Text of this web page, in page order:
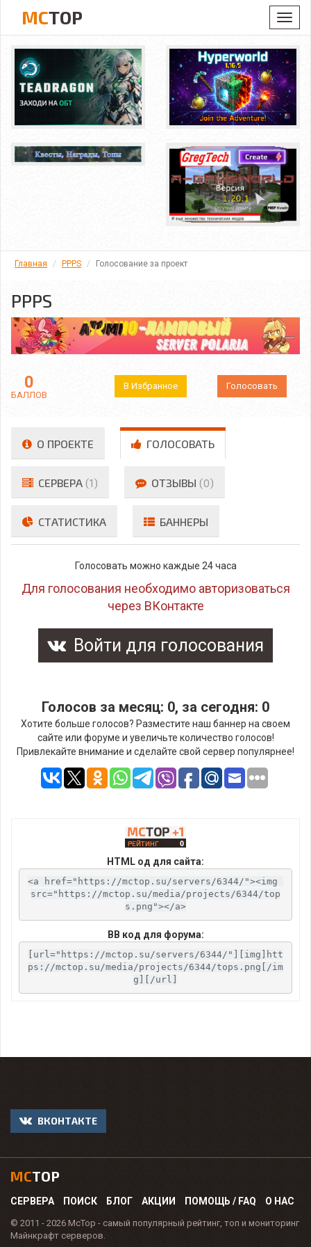
MCTOP
Главная PPPS Голосование за проект
PPPS
0
БАЛЛОВ
В Избранное Голосовать
О ПРОЕКТЕ ГОЛОСОВАТЬ
СЕРВЕРА (1) ОТЗЫВЫ (0)
СТАТИСТИКА БАННЕРЫ
Голосовать можно каждые 24 часа
Для голосования необходимо авторизоваться
через ВКонтакте
Войти для голосования
Голосов за месяц: 0, за сегодня: 0
Хотите больше голосов? Разместите наш баннер на своем
сайте или форуме и увеличьте количество голосов!
Привлекайте внимание и сделайте свой сервер популярнее!
HTML од для сайта:
<a href="https://mctop.su/servers/6344/"><img
src="https://mctop.su/media/projects/6344/top
s.png"></a>
BB код для форума:
[url="https://mctop.su/servers/6344/"][img]htt
ps://mctop.su/media/projects/6344/tops.png[/im
g][/url]
ВКОНТАКТЕ
MCTOP
СЕРВЕРА ПОИСК БЛОГ АКЦИИ ПОМОЩЬ / FAQ О НАС
© 2011 - 2026 McTop - самый популярный рейтинг, топ и мониторинг
Майнкрафт серверов.